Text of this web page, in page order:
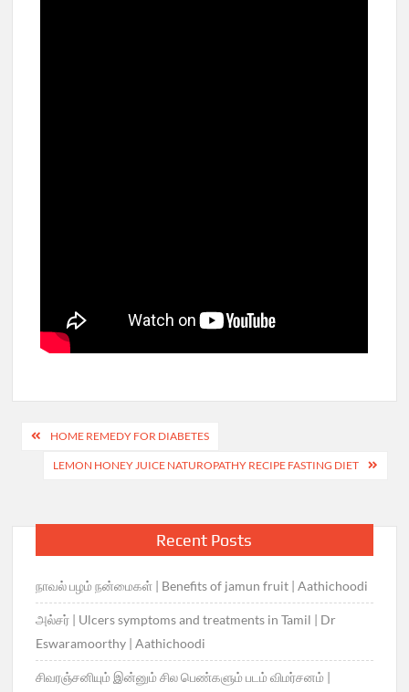
Post
navigation
HOME REMEDY FOR DIABETES
LEMON HONEY JUICE NATUROPATHY RECIPE FASTING DIET
Recent Posts
நாவல் பழம் நன்மைகள் | Benefits of jamun fruit | Aathichoodi
அல்சர் | Ulcers symptoms and treatments in Tamil | Dr
Eswaramoorthy | Aathichoodi
சிவரஞ்சனியும் இன்னும் சில பெண்களும் படம் விமர்சனம் |